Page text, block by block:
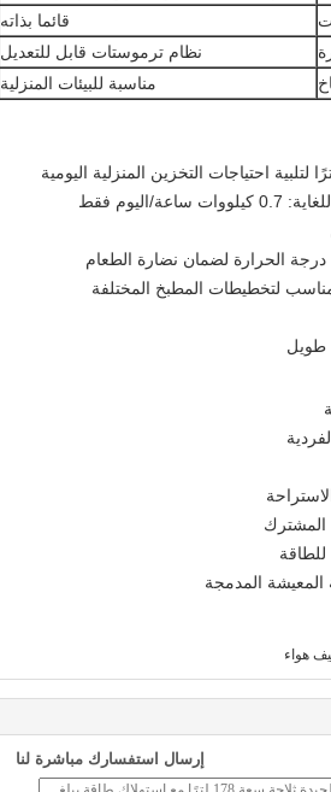
قائما بذاته
نظام ترموستات قابل للتعديل
مناسبة للبيئات المنزلية
اليوم فقط
الحرارة لضمان نضارة الطعام
لتخطيطات المطبخ المختلفة
طويل
المشترك
المعيشة المدمجة
هواء
إرسال استفسارك مباشرة لنا